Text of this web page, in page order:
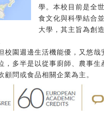
學。本校目前是全
食文化與科學結合
大學，其主旨為創
校園週邊生活機能優，又悠哉
，多半是以從事廚師、農事生
顧問或食品相關企業為主。